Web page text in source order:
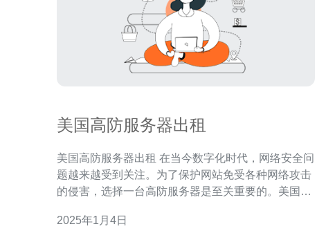
美国高防服务器出租
美国高防服务器出租 在当今数字化时代，网络安全问
题越来越受到关注。为了保护网站免受各种网络攻击
的侵害，选择一台高防服务器是至关重要的。美国高
服务器是一种具备强大防御能力的服务器，它能够有
2025年1月4日